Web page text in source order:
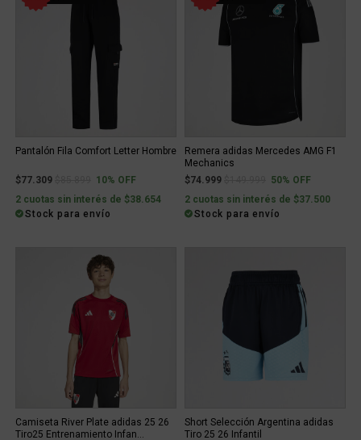
Pantalón Fila Comfort Letter Hombre
$77.309 Price reduced from
to10% OFF
2 cuotas sin interés de $38.654
Stock para envío
Remera adidas Mercedes AMG F1
Mechanics
$74.999
Price reduced from
to50% OFF
2 cuotas sin interés de $37.500
Stock para envío
Camiseta River Plate adidas 25 26
Tiro25 Entrenamiento Infan...
Short Selección Argentina adidas
Tiro 25 26 Infantil